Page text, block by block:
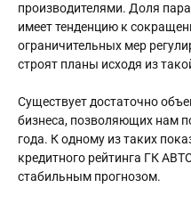
производителями. Доля
имеет тенденцию к
ограничительных мер
строят планы исходя из
Существует достаточно
бизнеса, позволяющих нам
года. К одному из таких
кредитного рейтинга ГК
стабильным прогнозом.